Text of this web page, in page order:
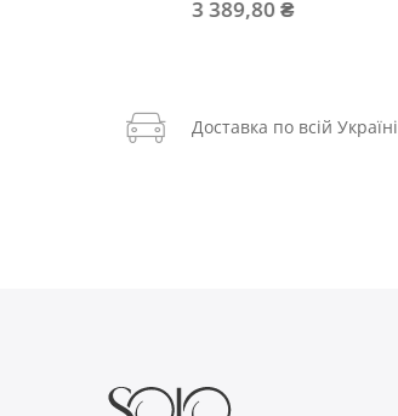
3 389,80 ₴
Доставка по всій Україні